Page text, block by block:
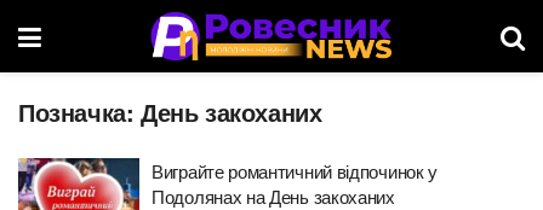
Позначка: День закоханих
Виграйте романтичний відпочинок у
Подолянах на День закоханих